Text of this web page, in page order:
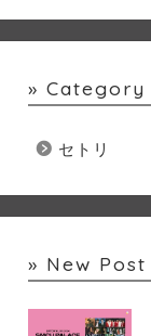
» Category
セトリ
» New Post